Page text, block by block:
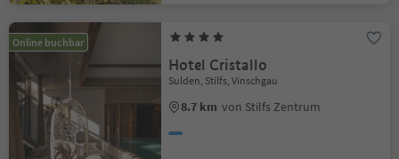
Online buchbar
Hotel Cristallo
Sulden, Stilfs, Vinschgau
8.7 km von Stilfs Zentrum